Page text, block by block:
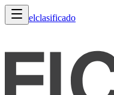
elclasificado